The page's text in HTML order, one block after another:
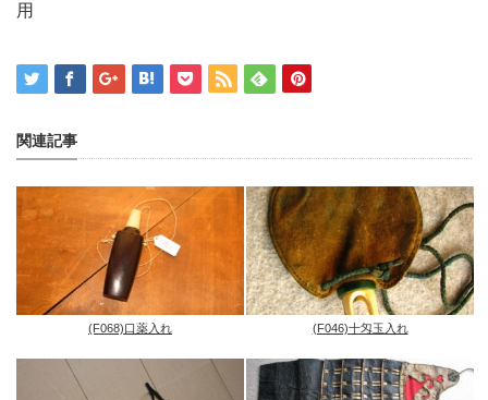
用
関連記事
(F068)口薬入れ (F046)十匁玉入れ